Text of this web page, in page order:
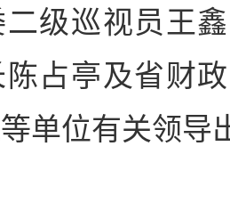
级巡视员王
占亭及省财
单位有关领导